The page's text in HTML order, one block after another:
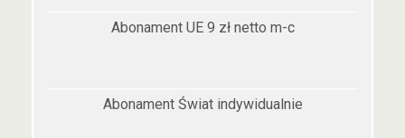
Abonament UE 9 zł netto m-c
Abonament Świat indywidualnie